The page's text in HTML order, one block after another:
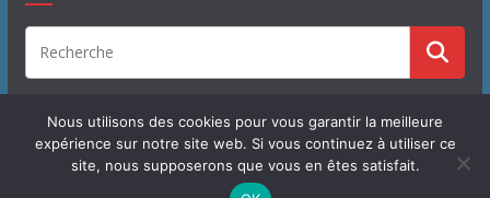
Copyright © 2026 J'habite à Chastre
Nous utilisons des cookies pour vous garantir la meilleure
expérience sur notre site web. Si vous continuez à utiliser ce
site, nous supposerons que vous en êtes satisfait.